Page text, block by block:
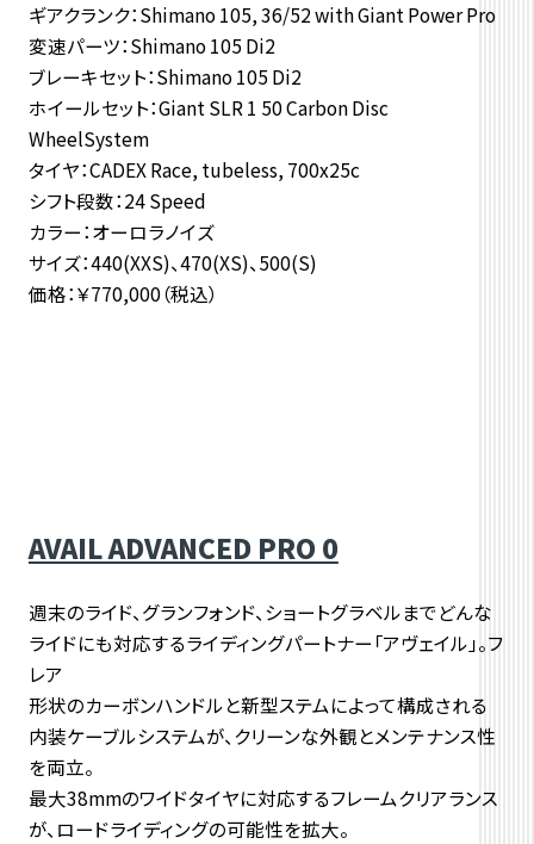
ギアクランク：Shimano 105, 36/52 with Giant Power Pro
変速パーツ：Shimano 105 Di2
ブレーキセット：Shimano 105 Di2
ホイールセット：Giant SLR 1 50 Carbon Disc
WheelSystem
タイヤ：CADEX Race, tubeless, 700x25c
シフト段数：24 Speed
カラー：オーロラノイズ
サイズ：440(XXS)、470(XS)、500(S)
価格：￥770,000（税込）
AVAIL ADVANCED PRO 0
週末のライド、グランフォンド、ショートグラベルまでどんな
ライドにも対応するライディングパートナー「アヴェイル」。フ
レア
形状のカーボンハンドルと新型ステムによって構成される
内装ケーブルシステムが、クリーンな外観とメンテナンス性
を両立。
最大38mmのワイドタイヤに対応するフレームクリアランス
が、ロードライディングの可能性を拡大。